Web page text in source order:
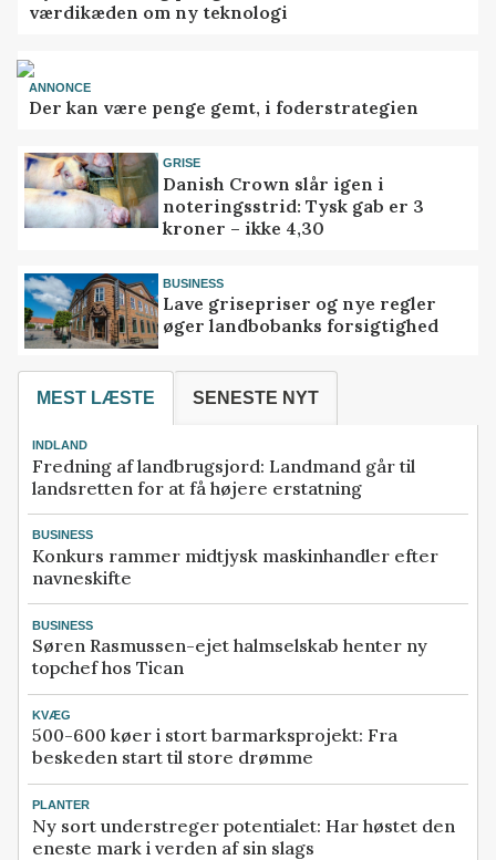
værdikæden om ny teknologi
ANNONCE
Der kan være penge gemt, i foderstrategien
GRISE
Danish Crown slår igen i
noteringsstrid: Tysk gab er 3
kroner – ikke 4,30
BUSINESS
Lave grisepriser og nye regler
øger landbobanks forsigtighed
MEST LÆSTE SENESTE NYT
INDLAND
Fredning af landbrugsjord: Landmand går til
landsretten for at få højere erstatning
BUSINESS
Konkurs rammer midtjysk maskinhandler efter
navneskifte
BUSINESS
Søren Rasmussen-ejet halmselskab henter ny
topchef hos Tican
KVÆG
500-600 køer i stort barmarksprojekt: Fra
beskeden start til store drømme
PLANTER
Ny sort understreger potentialet: Har høstet den
eneste mark i verden af sin slags